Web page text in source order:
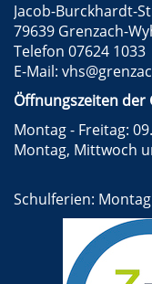
Jacob-Burckhardt-
79639 Grenzach-
Telefon 07624 1033
E-Mail:
Öffnungszeiten der
Montag - Freitag:
Montag, Mittwoch
Schulferien: